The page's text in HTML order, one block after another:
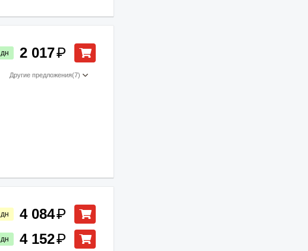
дн 2 017₽
Другие предложения(7)
дн 4 084₽
дн 4 152₽